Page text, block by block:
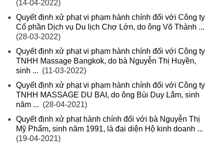
(14-04-2022)
Quyết định xử phạt vi phạm hành chính đối với Công ty
Cổ phần Dịch vụ Du lịch Chợ Lớn, do ông Võ Thành ...
(28-03-2022)
Quyết định xử phạt vi phạm hành chính đối với Công ty
TNHH Massage Bangkok, do bà Nguyễn Thị Huyền,
sinh ... (11-03-2022)
Quyết định xử phạt vi phạm hành chính đối với Công ty
TNHH MASSAGE DU BAI, do ông Bùi Duy Lắm, sinh
năm ... (28-04-2021)
Quyết định xử phạt hành chính đối với bà Nguyễn Thị
Mỹ Phẩm, sinh năm 1991, là đại diện Hộ kinh doanh ...
(19-04-2021)